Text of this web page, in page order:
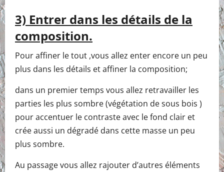
3) Entrer dans les détails de la
composition.
Pour affiner le tout ,vous allez enter encore un peu
plus dans les détails et affiner la composition;
dans un premier temps vous allez retravailler les
parties les plus sombre (végétation de sous bois )
pour accentuer le contraste avec le fond clair et
crée aussi un dégradé dans cette masse un peu
plus sombre.
Au passage vous allez rajouter d’autres éléments